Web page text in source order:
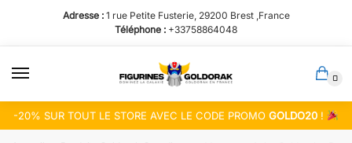
la
navigation
contenu
Adresse : 1 rue Petite Fusterie, 29200 Brest ,France
Téléphone : +33758864048
0
-20% SUR TOUT LE STORE AVEC LE CODE PROMOGOLDO20 !